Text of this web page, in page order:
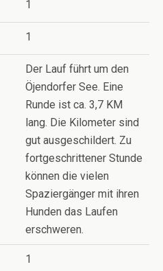
1
1
Der Lauf führt um den
Öjendorfer See. Eine
Runde ist ca. 3,7 KM
lang. Die Kilometer sind
gut ausgeschildert. Zu
fortgeschrittener Stunde
können die vielen
Spaziergänger mit ihren
Hunden das Laufen
erschweren.
1